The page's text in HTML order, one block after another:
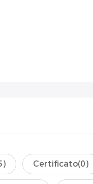
Certificato(0)